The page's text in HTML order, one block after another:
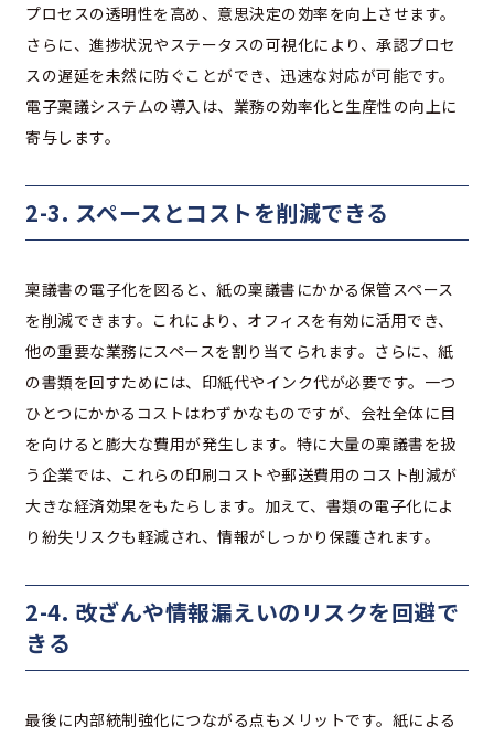
プロセスの透明性を高め、意思決定の効率を向上させます。
さらに、進捗状況やステータスの可視化により、承認プロセ
スの遅延を未然に防ぐことができ、迅速な対応が可能です。
電子稟議システムの導入は、業務の効率化と生産性の向上に
寄与します。
2-3. スペースとコストを削減できる
稟議書の電子化を図ると、紙の稟議書にかかる保管スペース
を削減できます。これにより、オフィスを有効に活用でき、
他の重要な業務にスペースを割り当てられます。さらに、紙
の書類を回すためには、印紙代やインク代が必要です。一つ
ひとつにかかるコストはわずかなものですが、会社全体に目
を向けると膨大な費用が発生します。特に大量の稟議書を扱
う企業では、これらの印刷コストや郵送費用のコスト削減が
大きな経済効果をもたらします。加えて、書類の電子化によ
り紛失リスクも軽減され、情報がしっかり保護されます。
2-4. 改ざんや情報漏えいのリスクを回避で
きる
最後に内部統制強化につながる点もメリットです。紙による